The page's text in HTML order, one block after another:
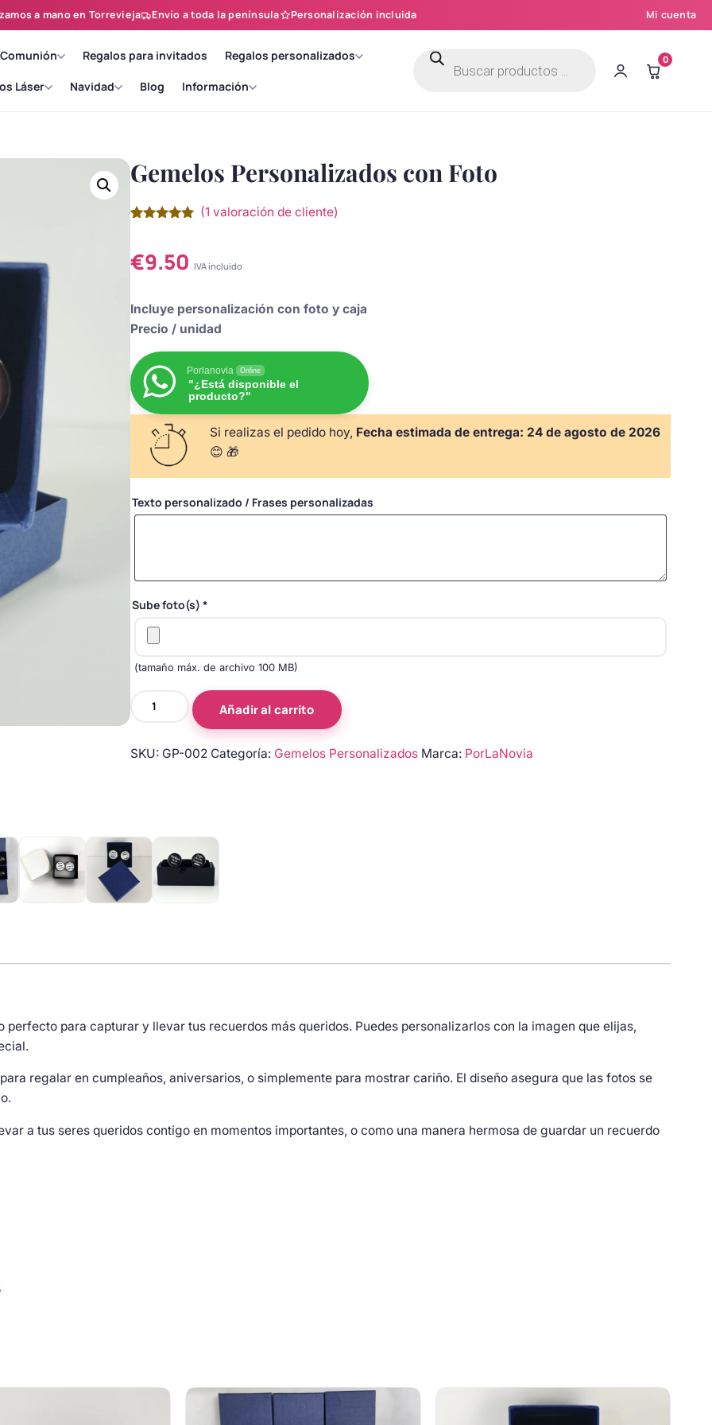
a mano en Torrevieja Envío a toda la península Personalización incluida Mi cuenta
Regalos para invitados Regalos personalizados
Láser Navidad Blog Información
Búsqueda
productos
0
Gemelos Personalizados con Foto
5 en base
avaloración
(1 valoración de cliente)
€9.50 IVA incluido
Incluye personalización con foto y caja
Precio / unidad
Porlanovia Online
"¿Está disponible el
producto?"
Si realizas el pedido hoy, Fecha estimada de entrega: 24 de agosto de 2026
😊 🎁
Texto personalizado / Frases personalizadas
Sube foto(s) *
(tamaño máx. de archivo 100 MB)
Gemelos
Personalizados
Foto
Añadir al carrito
SKU: GP-002 Categoría: Gemelos Personalizados Marca: PorLaNovia
perfecto para capturar y llevar tus recuerdos más queridos. Puedes personalizarlos con la imagen que elijas,
regalar en cumpleaños, aniversarios, o simplemente para mostrar cariño. El diseño asegura que las fotos se
a tus seres queridos contigo en momentos importantes, o como una manera hermosa de guardar un recuerdo